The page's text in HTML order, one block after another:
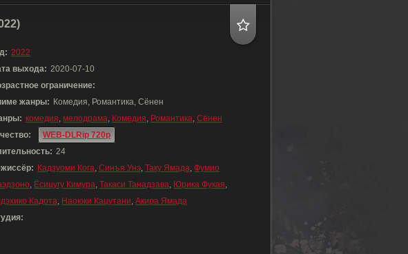
2022
выхода: 2020-07-10
ограничение:
жанры: Комедия, Романтика, Сёнен
комедия, мелодрама, Комедия, Романтика, Сёнен
WEB-DLRip 720p
24
Кадзуоми Кога, Синъя Унэ, Таку Ямада, Фумио
, Ёсицугу Кимура, Такаси Танадзава, Юрика Фукая,
Кадота, Наоюки Кацутани, Акира Ямада